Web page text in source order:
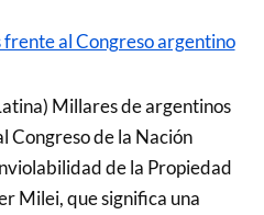
al Congreso argentino
Millares de argentinos
Congreso de la Nación
de la Propiedad
Milei, que significa una